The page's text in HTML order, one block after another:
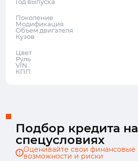
Поколение
Модификация
Объем двигателя
Кузов
Цвет
Руль
VIN
КПП
Подбор кредита на
спецусловиях
Оценивайте свои финансовые
возможности и риски